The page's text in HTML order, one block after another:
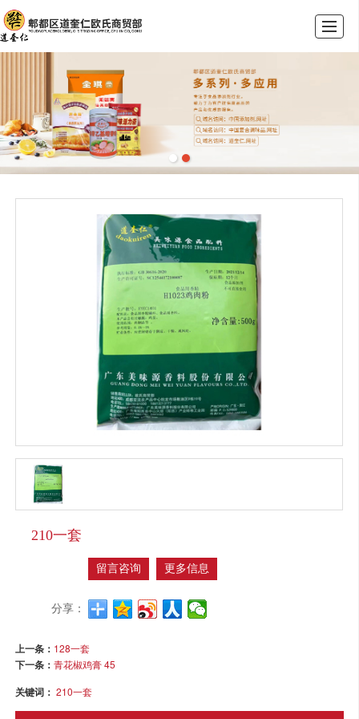
公司介绍 产品展示 新闻动态 联系我们
210一套
留言咨询 更多信息
分享：
上一条： 128一套
下一条：青花椒鸡膏 45
关键词：210一套